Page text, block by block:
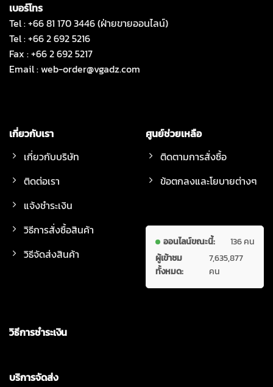
เบอร์โทร
Tel : +66 81 170 3446 (ฝ่ายขายออนไลน์)
Tel : +66 2 692 5216
Fax : +66 2 692 5217
Email :web-order@vgadz.com
เกี่ยวกับเรา
เกี่ยวกับบริษัท
ติดต่อเรา
แจ้งชำระเงิน
วิธีการสั่งซื้อสินค้า
วิธีจัดส่งสินค้า
ศูนย์ช่วยเหลือ
ติดตามการสั่งซื้อ
ข้อตกลงและโยบายต่างๆ
ออนไลน์ขณะนี้:
136 คน
ผู้เข้าชม
ทั้งหมด:
7,635,877
คน
วิธีการชำระเงิน
บริการจัดส่ง